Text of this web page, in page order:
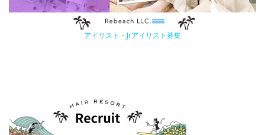
アイリスト・Jrアイリスト募集